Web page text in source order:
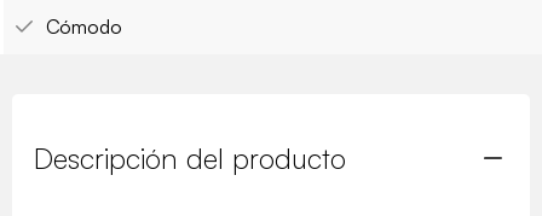
Cómodo
Descripción del producto